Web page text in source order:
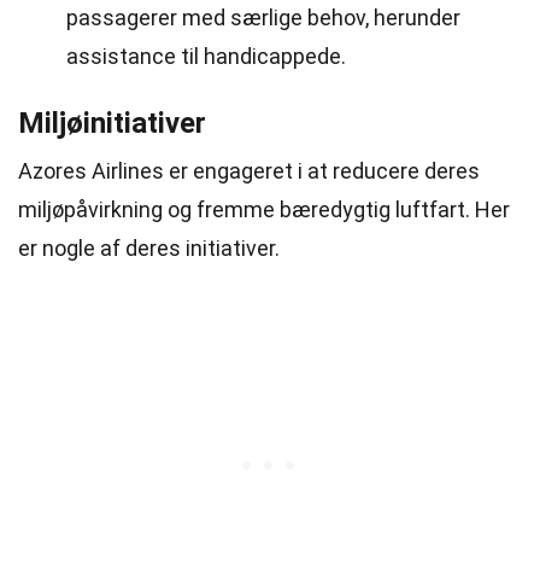
passagerer med særlige behov, herunder
assistance til handicappede.
Miljøinitiativer
Azores Airlines er engageret i at reducere deres
miljøpåvirkning og fremme bæredygtig luftfart. Her
er nogle af deres initiativer.